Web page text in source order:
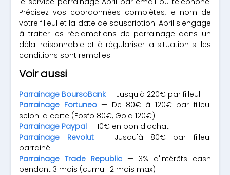
Précisez vos coordonnées complètes, le nom de
votre filleul et la date de souscription. April s'engage
à traiter les réclamations de parrainage dans un
délai raisonnable et à régulariser la situation si les
conditions sont remplies.
Voir aussi
Parrainage BoursoBank — Jusqu'à 220€ par filleul
Parrainage Fortuneo— De 80€ à 120€ par filleul
selon la carte (Fosfo 80€, Gold 120€)
Parrainage Paypal — 10€ en bon d'achat
Parrainage Revolut— Jusqu'à 80€ par filleul
parrainé
Parrainage Trade Republic — 3% d'intérêts cash
pendant 3 mois (cumul 12 mois max)